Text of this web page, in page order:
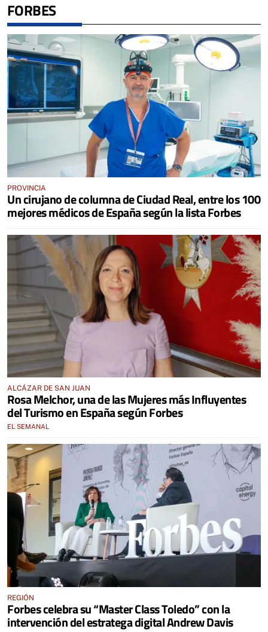
FORBES
PROVINCIA
Un cirujano de columna de Ciudad Real, entre los 100
mejores médicos de España según la lista Forbes
ALCÁZAR DE SAN JUAN
Rosa Melchor, una de las Mujeres más Influyentes
del Turismo en España según Forbes
EL SEMANAL
REGIÓN
Forbes celebra su “Master Class Toledo” con la
intervención del estratega digital Andrew Davis